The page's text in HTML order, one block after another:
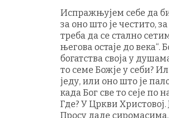
Испражњујем себе да би
за оно што је честито,
треба да се стално
његова остаје до века“.
богатства своја у
то семе Божје у себи?
једу, или оно што је
када Бог све то сеје по
Где? У Цркви Христовој.
Просу даде сиромасима.